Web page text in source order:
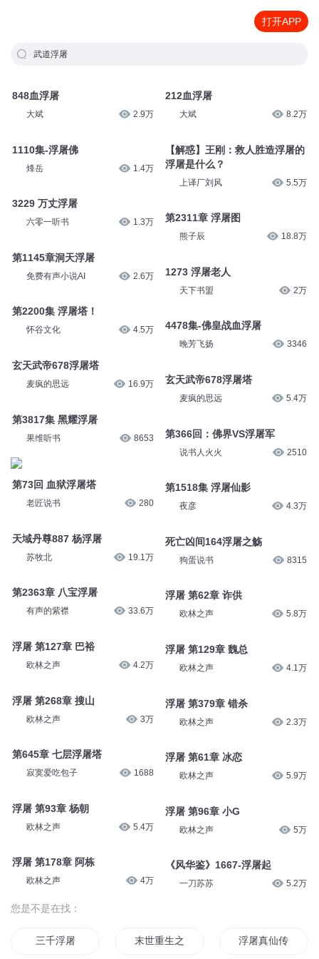
打开APP
武道浮屠
848血浮屠
大斌 2.9万
1110集-浮屠佛
烽岳 1.4万
3229 万丈浮屠
六零一听书 1.3万
第1145章洞天浮屠
免费有声小说AI 2.6万
第2200集 浮屠塔！
怀谷文化 4.5万
玄天武帝678浮屠塔
麦疯的思远 16.9万
第3817集 黑耀浮屠
果维听书 8653
第73回 血狱浮屠塔
老匠说书 280
天域丹尊887 杨浮屠
苏牧北 19.1万
第2363章 八宝浮屠
有声的紫襟 33.6万
浮屠 第127章 巴裕
欧林之声 4.2万
浮屠 第268章 搜山
欧林之声 3万
第645章 七层浮屠塔
寂寞爱吃包子 1688
浮屠 第93章 杨朝
欧林之声 5.4万
浮屠 第178章 阿栋
欧林之声 4万
212血浮屠
大斌 8.2万
【解惑】王刚：救人胜造浮屠的
浮屠是什么？
上译厂刘风 5.5万
第2311章 浮屠图
熊子辰 18.8万
1273 浮屠老人
天下书盟 2万
4478集-佛皇战血浮屠
晚芳飞扬 3346
玄天武帝678浮屠塔
麦疯的思远 5.4万
第366回：佛界VS浮屠军
说书人火火 2510
第1518集 浮屠仙影
夜彦 4.3万
死亡凶间164浮屠之觞
狗蛋说书 8315
浮屠 第62章 诈供
欧林之声 5.8万
浮屠 第129章 魏总
欧林之声 4.1万
浮屠 第379章 错杀
欧林之声 2.3万
浮屠 第61章 冰恋
欧林之声 5.9万
浮屠 第96章 小G
欧林之声 5万
《风华鉴》1667-浮屠起
一刀苏苏 5.2万
您是不是在找：
三千浮屠 末世重生之浮屠 浮屠真仙传